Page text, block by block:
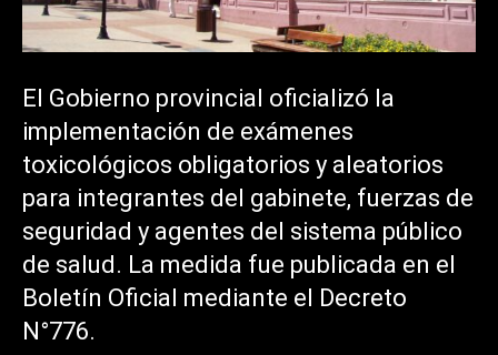
El Gobierno provincial oficializó la
implementación de exámenes
toxicológicos obligatorios y aleatorios
para integrantes del gabinete, fuerzas de
seguridad y agentes del sistema público
de salud. La medida fue publicada en el
Boletín Oficial mediante el Decreto
N°776.